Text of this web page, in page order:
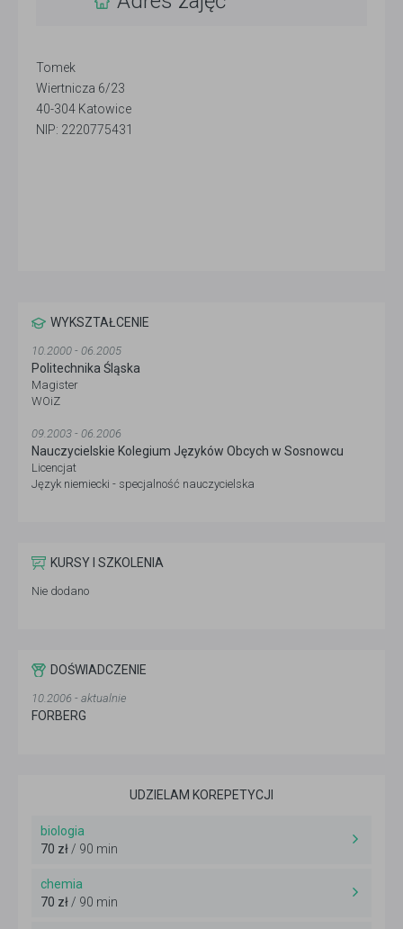
Tomek
Wiertnicza 6/23
40-304 Katowice
NIP: 2220775431
WYKSZTAŁCENIE
10.2000 - 06.2005
Politechnika Śląska
Magister
WOiZ
09.2003 - 06.2006
Nauczycielskie Kolegium Języków Obcych w Sosnowcu
Licencjat
Język niemiecki - specjalność nauczycielska
KURSY I SZKOLENIA
Nie dodano
DOŚWIADCZENIE
10.2006 - aktualnie
FORBERG
UDZIELAM KOREPETYCJI
biologia
70 zł / 90 min
chemia
70 zł / 90 min